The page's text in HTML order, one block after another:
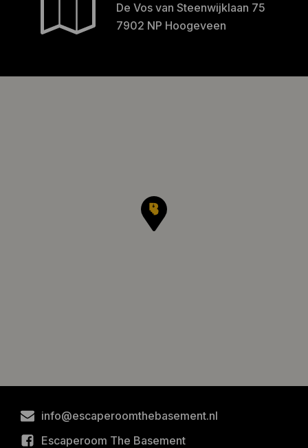
De Vos van Steenwijklaan 75
7902 NP Hoogeveen
info@escaperoomthebasement.nl
Escaperoom The Basement